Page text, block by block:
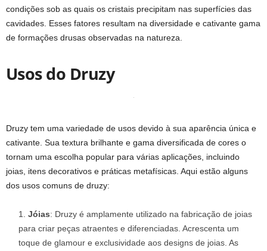
condições sob as quais os cristais precipitam nas superfícies das
cavidades. Esses fatores resultam na diversidade e cativante gama
de formações drusas observadas na natureza.
Usos do Druzy
Druzy tem uma variedade de usos devido à sua aparência única e
cativante. Sua textura brilhante e gama diversificada de cores o
tornam uma escolha popular para várias aplicações, incluindo
joias, itens decorativos e práticas metafísicas. Aqui estão alguns
dos usos comuns de druzy:
Jóias: Druzy é amplamente utilizado na fabricação de joias
para criar peças atraentes e diferenciadas. Acrescenta um
toque de glamour e exclusividade aos designs de joias. As